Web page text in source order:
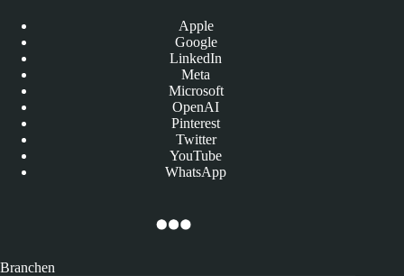
Apple
Google
LinkedIn
Meta
Microsoft
OpenAI
Pinterest
Twitter
YouTube
WhatsApp
Branchen